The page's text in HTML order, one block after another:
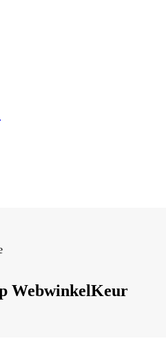
WebwinkelKeur